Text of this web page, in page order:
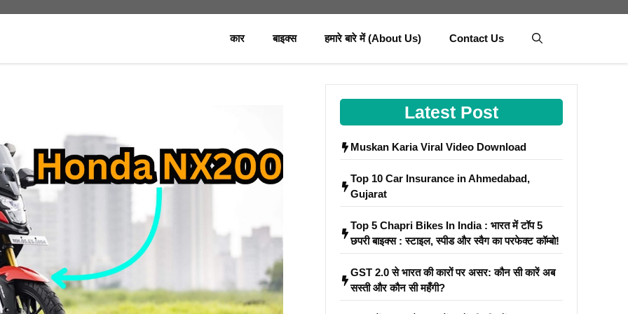
कार बाइक्स हमारे बारे में (About Us) Contact Us
Latest Post
Muskan Karia Viral Video Download
Top 10 Car Insurance in Ahmedabad,
Gujarat
Top 5 Chapri Bikes In India : भारत में टॉप 5
छपरी बाइक्स : स्टाइल, स्पीड और स्वैग का परफेक्ट कॉम्बो!
GST 2.0 से भारत की कारों पर असर: कौन सी कारें अब
सस्ती और कौन सी महँगी?